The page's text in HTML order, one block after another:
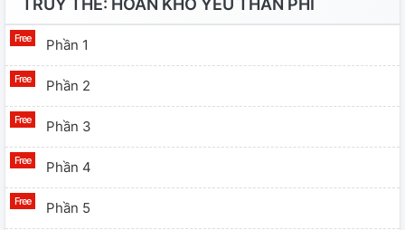
TRUY THÊ: HOÀN KHỐ YÊU THẦN PHI
Phần 1
Phần 2
Phần 3
Phần 4
Phần 5